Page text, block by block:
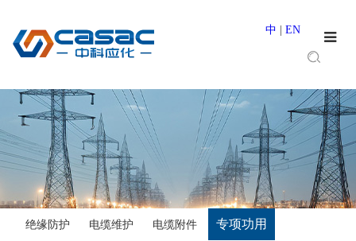
中 EN
绝缘防护 电缆维护 电缆附件 专项功用